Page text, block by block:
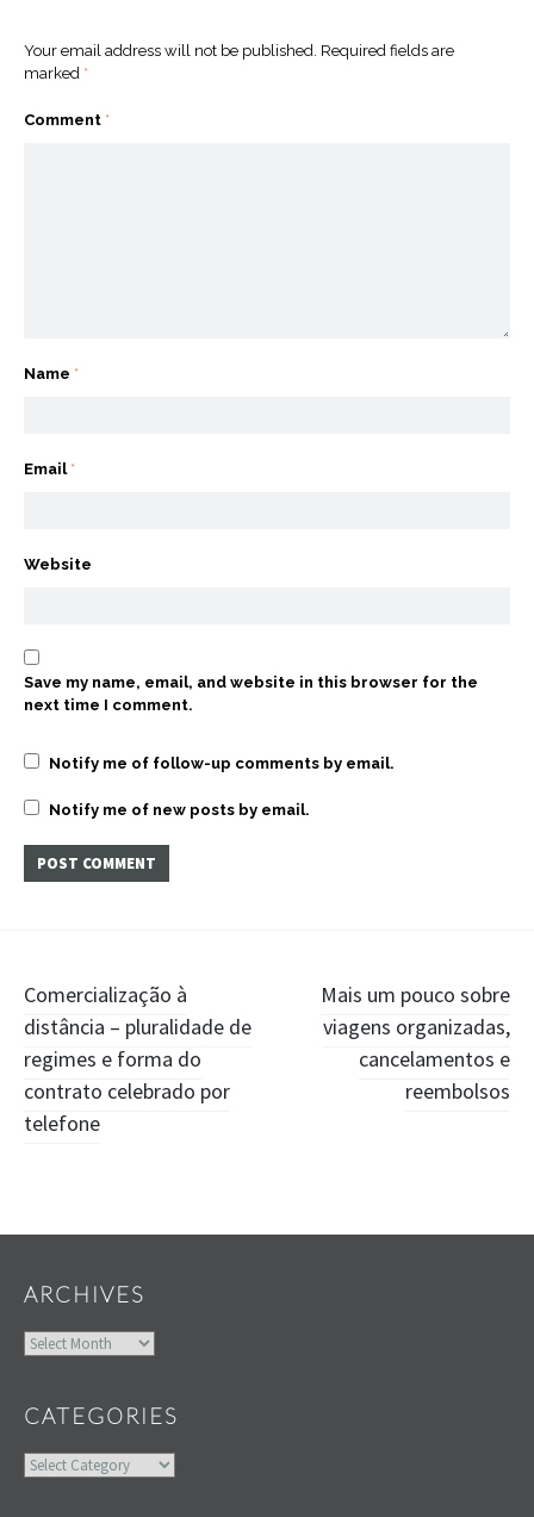
Your email address will not be published. Required fields are
marked *
Comment *
Name *
Email *
Website
Save my name, email, and website in this browser for the
next time I comment.
Notify me of follow-up comments by email.
Notify me of new posts by email.
Post
navigation
Comercialização à
distância – pluralidade de
regimes e forma do
contrato celebrado por
telefone
Mais um pouco sobre
viagens organizadas,
cancelamentos e
reembolsos
ARCHIVES
Archives
CATEGORIES
Categories